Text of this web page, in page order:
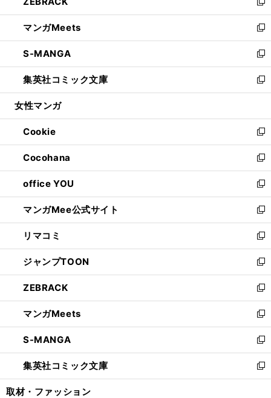
開
く
ド
ウ
で
開
く
ィ
ン
ド
ウ
で
開
く
い
ウ
ィ
ン
ド
ウ
で
開
新
し
い
ウ
ィ
ン
ド
ウ
開
く
マンガMeets
新
し
い
ウ
ィ
ン
ウ
で
開
く
S-MANGA
新
し
い
ウ
ン
ド
ウ
で
開
く
集英社コミック文庫
新
し
ウ
ィ
ン
ド
ウ
で
開
く
女性マンガ
Cookie
新
し
い
ウ
ィ
ン
ド
ウ
で
開
く
Cocohana
新
し
い
ウ
ィ
ン
ド
ウ
で
開
く
office YOU
新
し
い
ウ
ィ
ン
ド
ウ
で
開
く
マンガMee公式サイト
新
し
い
ウ
ィ
ン
ド
ウ
で
開
く
リマコミ
新
し
い
ウ
ィ
ン
ド
ウ
で
開
く
ジャンプTOON
新
し
い
ウ
ィ
ン
ド
ウ
で
開
ZEBRACK
新
し
い
ウ
ィ
ン
ド
ウ
マンガMeets
新
し
い
ウ
ィ
ン
S-MANGA
新
し
い
ウ
集英社コミック文庫
新
し
取材・ファッション